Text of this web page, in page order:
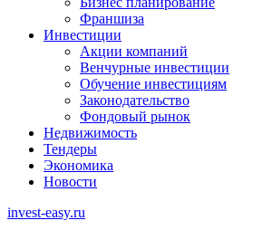
Франшиза
Инвестиции
Акции компаний
Венчурные инвестиции
Обучение инвестициям
Законодательство
Фондовый рынок
Недвижимость
Тендеры
Экономика
Новости
invest-easy.ru